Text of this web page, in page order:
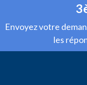
Envoyez votre
les